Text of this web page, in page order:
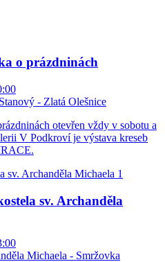
o prázdninách
- Zlatá Olešnice
otevřen vždy v sobotu a
V Podkroví je výstava kreseb
sv. Archanděla
Michaela - Smržovka